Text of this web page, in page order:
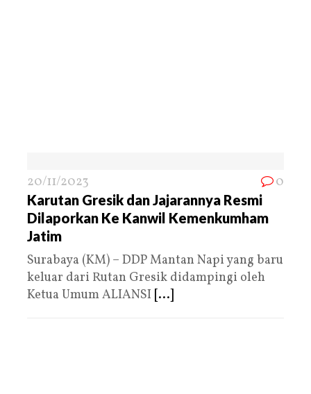
20/11/2023 0
Karutan Gresik dan Jajarannya Resmi
Dilaporkan Ke Kanwil Kemenkumham
Jatim
Surabaya (KM) – DDP Mantan Napi yang baru
keluar dari Rutan Gresik didampingi oleh
Ketua Umum ALIANSI [...]